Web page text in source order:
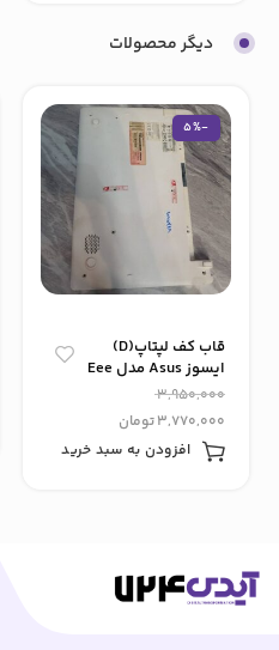
دیگر محصولات
-5%
قاب کف لپتاپ(D)
ایسوز Asus مدل Eee
PC x 101ch
3,950,000
3,770,000تومان
افزودن به سبد خرید